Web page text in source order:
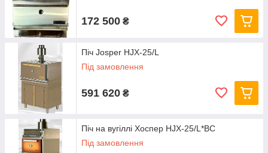
172 500 ₴
Піч Josper HJX-25/L
Під замовлення
591 620 ₴
Піч на вугіллі Хоспер HJX-25/L*BC
Під замовлення